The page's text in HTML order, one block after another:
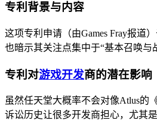
专利背景与内容
这项专利申请（由Games Fray报道
也暗示其关注点集中于“基本召唤
专利对游戏开发商的潜在影响
虽然任天堂大概率不会对像Atlus的
诉讼历史让很多开发商担心，尤其